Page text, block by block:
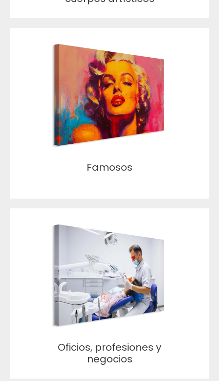
Famosos
Oficios, profesiones y
negocios